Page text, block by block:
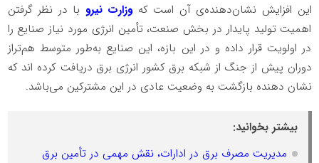
این افزایش نشان‌دهنده‌ی آن است که وزارت نیرو با در نظر گرفتن
اهمیت تولید پایدار در بخش صنعت، تأمین انرژی مورد نیاز صنایع را
در اولویت قرار داده و در این بازه، این صنایع به‌طور متوسط هم‌تراز
دوران پیش از جنگ از شبکه برق کشور انرژی برق دریافت کرده اند که
نشان دهنده بازگشت به وضعیت عادی در این مشترکین می‌باشد.
بیشتر بخوانید:
مدیریت مصرف برق در ادارات، نقش مهمی در تأمین برق